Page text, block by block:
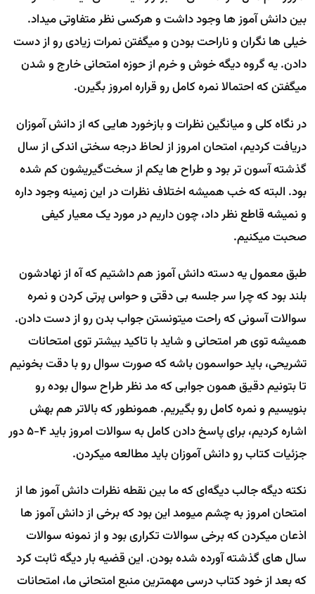
بین دانش آموز ها وجود داشت و هرکسی نظر متفاوتی میداد.
خیلی ها نگران و ناراحت بودن و میگفتن نمرات زیادی رو از دست
دادن. یه گروه دیگه خوش و خرم از حوزه امتحانی خارج و شدن
میگفتن که احتمالا نمره کامل رو قراره امروز بگیرن.
در نگاه کلی و میانگین نظرات و بازخورد هایی که از دانش آموزان
دریافت کردیم، امتحان امروز از لحاظ درجه سختی اندکی از سال
گذشته آسون تر بود و طراح ها یکم از سخت‌گیریشون کم شده
بود. البته که خب همیشه اختلاف نظرات در این زمینه وجود داره
و نمیشه قاطع نظر داد، چون داریم در مورد یک معیار کیفی
صحبت میکنیم.
طبق معمول یه دسته دانش آموز هم داشتیم که آه از نهادشون
بلند بود که چرا سر جلسه بی دقتی و حواس پرتی کردن و نمره
سوالات آسونی که راحت میتونستن جواب بدن رو از دست دادن.
همیشه توی هر امتحانی و شاید با تاکید بیشتر توی امتحانات
تشریحی، باید حواسمون باشه که صورت سوال رو با دقت بخونیم
تا بتونیم دقیق همون جوابی که مد نظر طراح سوال بوده رو
بنویسیم و نمره کامل رو بگیریم. همونطور که بالاتر هم بهش
اشاره کردیم، برای پاسخ دادن کامل به سوالات امروز باید 4-5 دور
جزئیات کتاب رو دانش آموزان باید مطالعه میکردن.
نکته دیگه جالب دیگه‌ای که ما بین نقطه نظرات دانش آموز ها از
امتحان امروز به چشم میومد این بود که برخی از دانش ‌آموز ها
اذعان میکردن که برخی سوالات تکراری بود و از نمونه سوالات
سال های گذشته آورده شده بودن. این قضیه بار دیگه ثابت کرد
که بعد از خود کتاب درسی مهمترین منبع امتحانی ما، امتحانات